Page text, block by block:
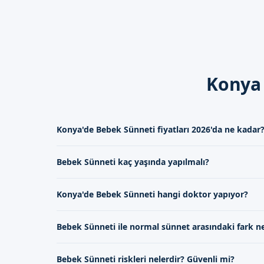
Uzman doktorun
Bebeklerin sağlığı bizim
Konya'de Bebek Sünneti fiyatları 2026'da ne kadar?
göre değişiklik göstermektedir.
Bebek Sünneti kaç yaşında yapılmalı?
Konya'de Bebek Sünneti hangi doktor yapıyor?
Bebek Sünneti ile normal sünnet arasındaki fark
gerçekleştirilen bir işlemdir.
Bebek Sünneti riskleri nelerdir? Güvenli mi?